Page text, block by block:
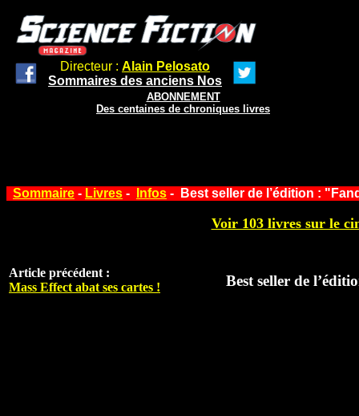
Directeur : Alain Pelosato
Sommaires des anciens Nos
ABONNEMENT
Des centaines de chroniques livres
Sommaire - Livres - Infos - Best seller de l’édition :
Voir 103 livres sur le
Article précédent :
Mass Effect abat ses cartes !
Best seller de